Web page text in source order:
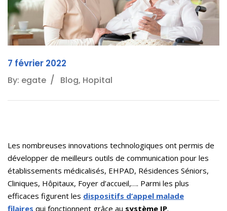
7 février 2022
By: egate Blog, Hopital
Les nombreuses innovations technologiques ont permis de
développer de meilleurs outils de communication pour les
établissements médicalisés, EHPAD, Résidences Séniors,
Cliniques, Hôpitaux, Foyer d’accueil,…. Parmi les plus
efficaces figurent les dispositifs d’appel malade
filaires qui fonctionnent grâce au système IP.